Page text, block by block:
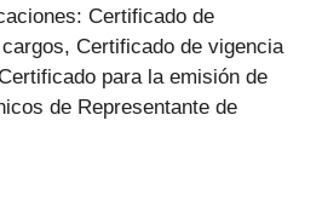
Certificado de
Certificado de vigencia
para la emisión de
de Representante de